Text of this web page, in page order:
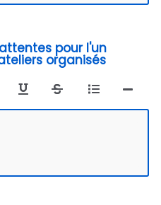
pour l'un
organisés